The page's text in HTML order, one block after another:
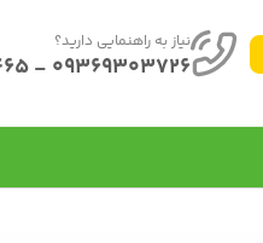
نیاز به راهنمایی دارید؟
09369303726 - 09028776465